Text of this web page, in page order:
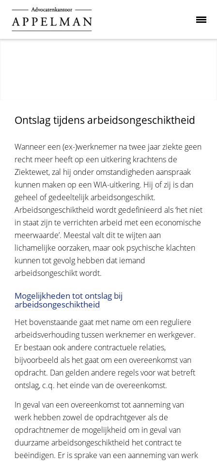
Ontslag tijdens arbeidsongeschiktheid
Wanneer een (ex-)werknemer na twee jaar ziekte geen
recht meer heeft op een uitkering krachtens de
Ziektewet, zal hij onder omstandigheden aanspraak
kunnen maken op een WIA-uitkering. Hij of zij is dan
geheel of gedeeltelijk arbeidsongeschikt.
Arbeidsongeschiktheid wordt gedefinieerd als ‘het niet
in staat zijn te verrichten arbeid met een economische
meerwaarde’. Meestal valt dit te wijten aan
lichamelijke oorzaken, maar ook psychische klachten
kunnen tot gevolg hebben dat iemand
arbeidsongeschikt wordt.
Mogelijkheden tot ontslag bij
arbeidsongeschiktheid
Het bovenstaande gaat met name om een reguliere
arbeidsverhouding tussen werknemer en werkgever.
Er bestaan ook andere contractuele relaties,
bijvoorbeeld als het gaat om een overeenkomst van
opdracht. Dan gelden andere regels voor wat betreft
ontslag, c.q. het einde van de overeenkomst.
In geval van een overeenkomst tot aanneming van
werk hebben zowel de opdrachtgever als de
opdrachtnemer de mogelijkheid om in geval van
duurzame arbeidsongeschiktheid het contract te
beëindigen. Er is sprake van een aanneming van werk